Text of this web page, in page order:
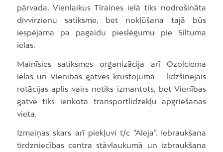
pārvada. Vienlaikus Tīraines ielā tiks nodrošināta
divvirzienu satiksme, bet nokļūšana tajā būs
iespējama pa pagaidu pieslēgumu pie Siltuma
ielas.
Mainīsies satiksmes organizācija arī Ozolciema
ielas un Vienības gatves krustojumā – līdzšinējais
rotācijas aplis vairs netiks izmantots, bet Vienības
gatvē tiks ierīkota transportlīdzekļu apgriešanās
vieta.
Izmaiņas skars arī piekļuvi t/c “Aleja”. Iebraukšana
tirdzniecības centra stāvlaukumā un izbraukšana